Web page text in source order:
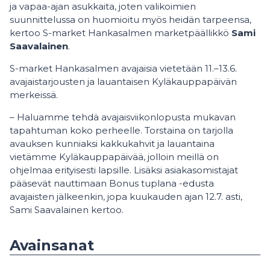
ja vapaa-ajan asukkaita, joten valikoimien
suunnittelussa on huomioitu myös heidän tarpeensa,
kertoo S-market Hankasalmen marketpäällikkö Sami
Saavalainen.
S-market Hankasalmen avajaisia vietetään 11.–13.6.
avajaistarjousten ja lauantaisen Kyläkauppapäivän
merkeissä.
– Haluamme tehdä avajaisviikonlopusta mukavan
tapahtuman koko perheelle. Torstaina on tarjolla
avauksen kunniaksi kakkukahvit ja lauantaina
vietämme Kyläkauppapäivää, jolloin meillä on
ohjelmaa erityisesti lapsille. Lisäksi asiakasomistajat
pääsevät nauttimaan Bonus tuplana -edusta
avajaisten jälkeenkin, jopa kuukauden ajan 12.7. asti,
Sami Saavalainen kertoo.
Avainsanat